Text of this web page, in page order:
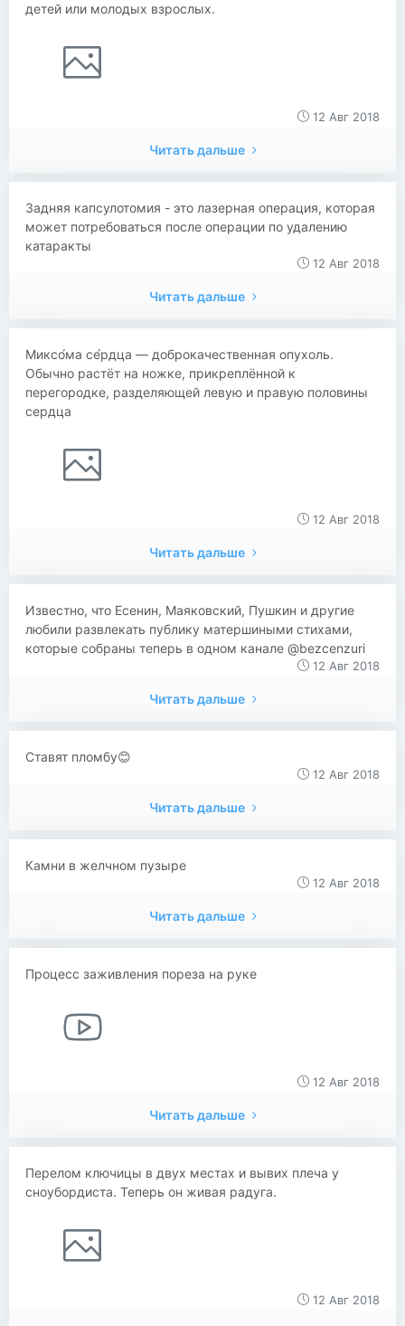
детей или молодых взрослых.
12 Авг 2018
Читать дальше
Задняя капсулотомия - это лазерная операция, которая
может потребоваться после операции по удалению
катаракты
12 Авг 2018
Читать дальше
Миксо́ма се́рдца — доброкачественная опухоль.
Обычно растёт на ножке, прикреплённой к
перегородке, разделяющей левую и правую половины
сердца
12 Авг 2018
Читать дальше
Известно, что Есенин, Маяковский, Пушкин и другие
любили развлекать публику матершиными стихами,
которые собраны теперь в одном канале @bezcenzuri
12 Авг 2018
Читать дальше
Ставят пломбу😊
12 Авг 2018
Читать дальше
Камни в желчном пузыре
12 Авг 2018
Читать дальше
Процесс заживления пореза на руке
12 Авг 2018
Читать дальше
Перелом ключицы в двух местах и вывих плеча у
сноубордиста. Теперь он живая радуга.
12 Авг 2018